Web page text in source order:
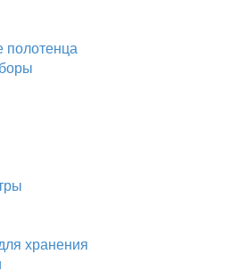
полотенца
хранения